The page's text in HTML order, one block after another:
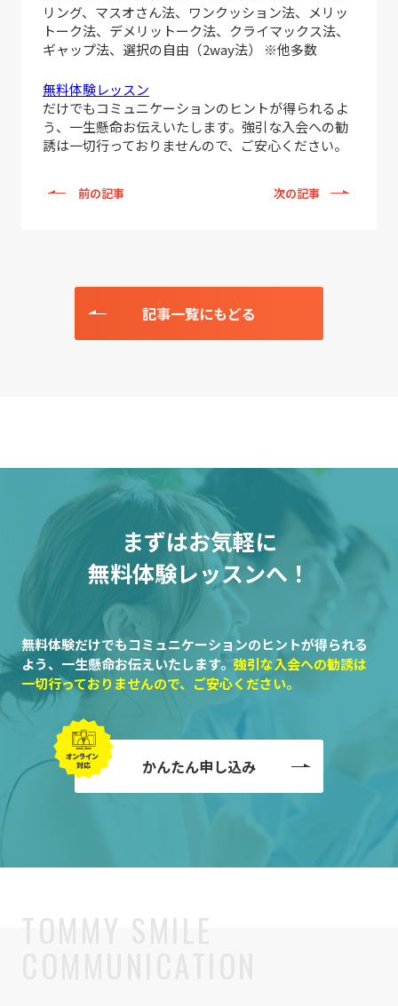
リング、マスオさん法、ワンクッション法、メリッ
トーク法、デメリットーク法、クライマックス法、
ギャップ法、選択の自由（2way法） ※他多数
無料体験レッスン
だけでもコミュニケーションのヒントが得られるよ
う、一生懸命お伝えいたします。強引な入会への勧
誘は一切行っておりませんので、ご安心ください。
前の記事 次の記事
記事一覧にもどる
まずはお気軽に
無料体験レッスンへ！
無料体験だけでもコミュニケーションのヒントが得られる
よう、一生懸命お伝えいたします。 強引な入会への勧誘は
一切行っておりませんので、ご安心ください。
かんたん申し込み